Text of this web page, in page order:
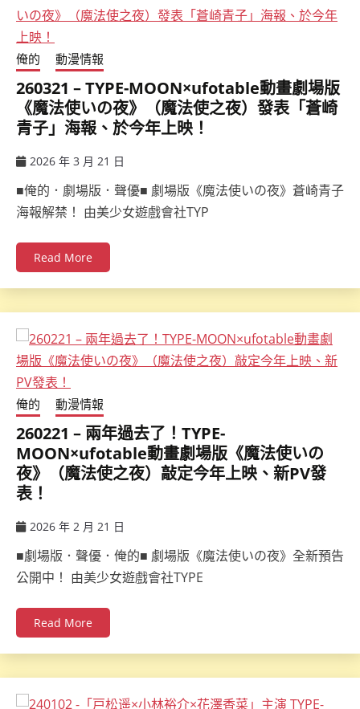
俺的 動漫情報
260321 – TYPE-MOON×ufotable動畫劇場版
《魔法使いの夜》（魔法使之夜）發表「蒼崎
青子」海報、於今年上映！
2026 年 3 月 21 日
■俺的．劇場版．聲優■ 劇場版《魔法使いの夜》蒼崎青子
海報解禁！ 由美少女遊戲會社TYP
Read More
俺的 動漫情報
260221 – 兩年過去了！TYPE-
MOON×ufotable動畫劇場版《魔法使いの
夜》（魔法使之夜）敲定今年上映、新PV發
表！
2026 年 2 月 21 日
■劇場版．聲優．俺的■ 劇場版《魔法使いの夜》全新預告
公開中！ 由美少女遊戲會社TYPE
Read More